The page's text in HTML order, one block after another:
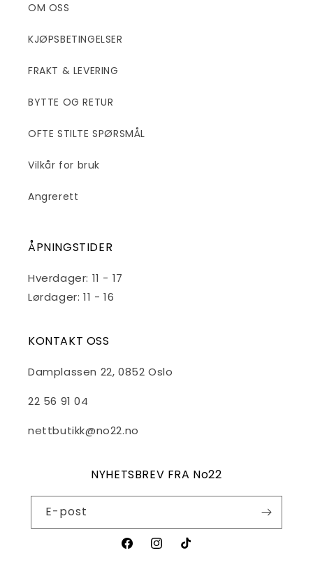
OM OSS
KJØPSBETINGELSER
FRAKT & LEVERING
BYTTE OG RETUR
OFTE STILTE SPØRSMÅL
Vilkår for bruk
Angrerett
ÅPNINGSTIDER
Hverdager: 11 - 17
Lørdager: 11 - 16
KONTAKT OSS
Damplassen 22, 0852 Oslo
22 56 91 04
nettbutikk@no22.no
NYHETSBREV FRA No22
E-post
FacebookInstagram
TikTok